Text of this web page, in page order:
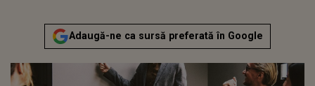
Adaugă-ne ca sursă preferată în Google